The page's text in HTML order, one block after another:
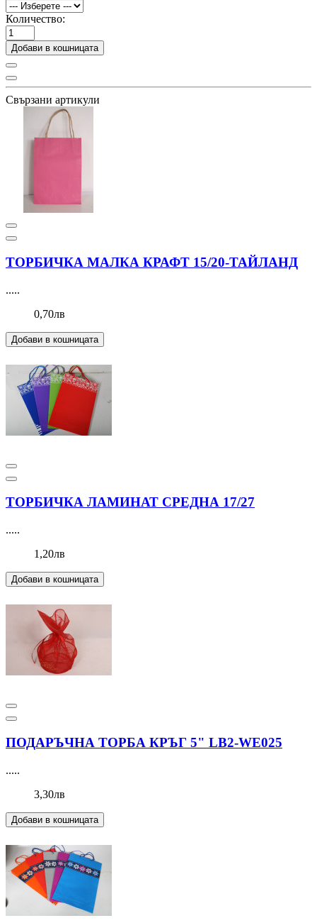
Количество:
Добави в кошницата
Свързани артикули
ТОРБИЧКА МАЛКА КРАФТ 15/20-ТАЙЛАНД
.....
0,70лв
Добави в кошницата
ТОРБИЧКА ЛАМИНАТ СРЕДНА 17/27
.....
1,20лв
Добави в кошницата
ПОДАРЪЧНА ТОРБА КРЪГ 5" LB2-WE025
.....
3,30лв
Добави в кошницата